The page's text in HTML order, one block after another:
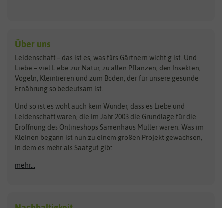
Kräutersamen
Obstsamen
Pilzbrut
Rasensamen
Steckzwiebeln
Zimmer & Kübelpflanzen
Kataloge
Schnäppchen
Anzucht & Gartenzubehör
Anzuchtschalen
Benary
Bingenheimer Saatgut
Bionana
BIOWOL
Blumicorn
Bûten Birds
Carl Pabst
Dürr-Samen
Feldsaaten Freudenberger
Fertil
Flora Elite
Über uns
Leidenschaft – das ist es, was fürs Gärtnern wichtig ist. Und
Liebe – viel Liebe zur Natur, zu allen Pflanzen, den Insekten,
Vögeln, Kleintieren und zum Boden, der für unsere gesunde
Ernährung so bedeutsam ist.
Und so ist es wohl auch kein Wunder, dass es Liebe und
Leidenschaft waren, die im Jahr 2003 die Grundlage für die
Eröffnung des Onlineshops Samenhaus Müller waren. Was im
Kleinen begann ist nun zu einem großen Projekt gewachsen,
in dem es mehr als Saatgut gibt.
mehr...